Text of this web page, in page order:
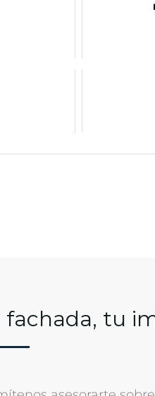
fachada, tu